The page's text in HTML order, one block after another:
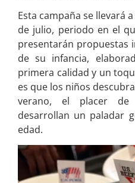
Esta campaña se llevará
de julio, periodo en el
presentarán propuestas
de su infancia,
primera calidad y un
es que los niños
verano, el placer de
desarrollan un paladar
edad.